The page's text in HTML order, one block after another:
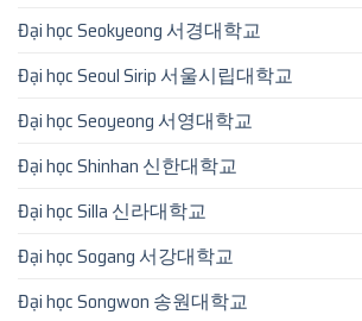
Đại học Seokyeong 서경대학교
Đại học Seoul Sirip 서울시립대학교
Đại học Seoyeong 서영대학교
Đại học Shinhan 신한대학교
Đại học Silla 신라대학교
Đại học Sogang 서강대학교
Đại học Songwon 송원대학교